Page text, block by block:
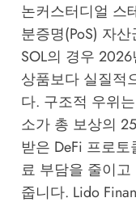
논커스터디얼 스
분증명(PoS) 자
SOL의 경우
상품보다 실질적
다. 구조적 우위
소가 총 보상의
받은 DeFi 프로
료 부담을 줄이
줍니다. Lido